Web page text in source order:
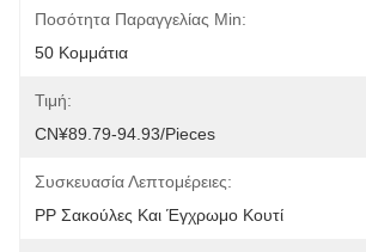
Ποσότητα Παραγγελίας Min:
50 Κομμάτια
Τιμή:
CN¥89.79-94.93/pieces
Συσκευασία Λεπτομέρειες:
PP Σακούλες Και Έγχρωμο Κουτί